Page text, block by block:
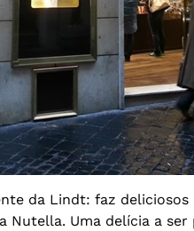
da Lindt: faz
Nutella. Uma delícia a ser